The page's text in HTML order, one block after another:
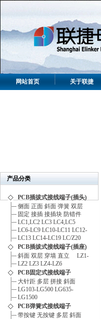
网站首页 关于联捷
产品分类
PCB插拔式接线端子(插头)
侧面 正面 斜面 弹簧 双层
固定 接插 接插块 防错件
LC1,LC2 LC3 LC4,LC5
LC6-LC9 LC10-LC11 LC12-
LC13 LC14-LC19 LC/Z20
PCB插拔式接线端子(插座)
斜面 双层 穿墙 直立
LZ1-
LZ2 LZ3 LZ4-LZ6
PCB固定式接线端子
大针距 多层 拼接 斜面
LG103-LG500 LG635-
LG1500
PCB弹簧式接线端子
带按键 无按键 多层 斜面